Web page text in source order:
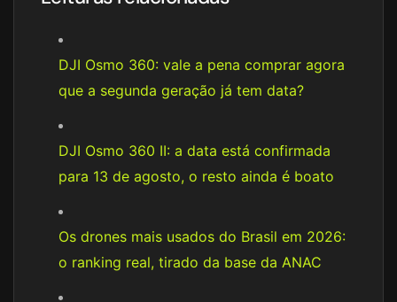
DJI Osmo 360: vale a pena comprar agora
que a segunda geração já tem data?
DJI Osmo 360 II: a data está confirmada
para 13 de agosto, o resto ainda é boato
Os drones mais usados do Brasil em 2026:
o ranking real, tirado da base da ANAC